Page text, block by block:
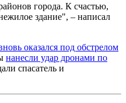
города. К счастью,
здание", – написал
оказался под обстрелом
нанесли удар дронами по
спасатель и